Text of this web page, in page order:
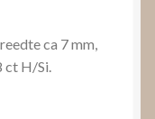
ca 7 mm,
ct H/Si.